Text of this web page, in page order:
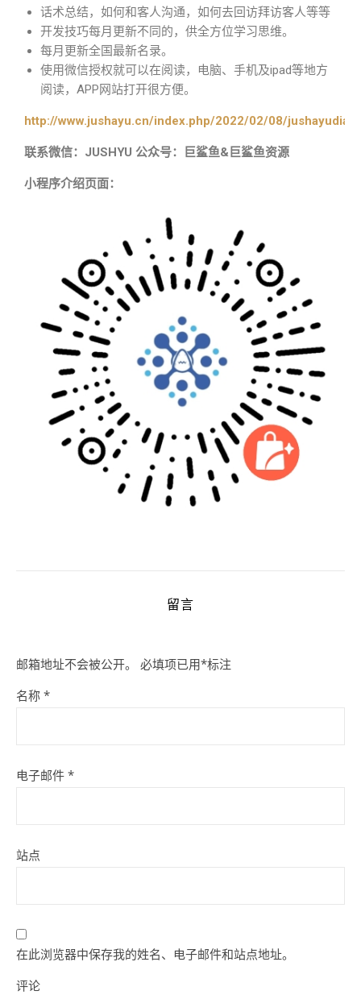
话术总结，如何和客人沟通，如何去回访拜访客人等等
开发技巧每月更新不同的，供全方位学习思维。
每月更新全国最新名录。
使用微信授权就可以在阅读，电脑、手机及ipad等地方
阅读，APP网站打开很方便。
http://www.jushayu.cn/index.php/2022/02/08/
联系微信：JUSHYU 公众号：巨鲨鱼&巨鲨鱼资源
小程序介绍页面：
留言
邮箱地址不会被公开。 必填项已用*标注
名称 *
电子邮件 *
站点
在此浏览器中保存我的姓名、电子邮件和站点地址。
评论